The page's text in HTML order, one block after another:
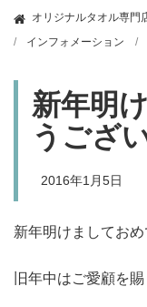
オリジナルタオル専門
インフォメーション
新年明
うござ
2016年1月5日
新年明けましておめ
旧年中はご愛顧を